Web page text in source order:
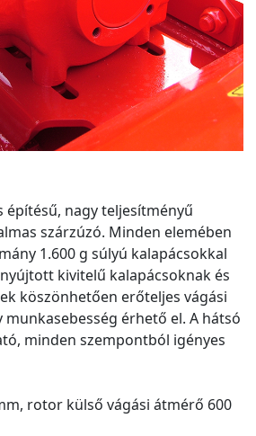
építésű, nagy teljesítményű
szárzúzó. Minden elemében
1.600 g súlyú kalapácsokkal
kivitelű kalapácsoknak és
köszönhetően erőteljes vágási
érhető el. A hátsó
minden szempontból igényes
rotor külső vágási átmérő 600